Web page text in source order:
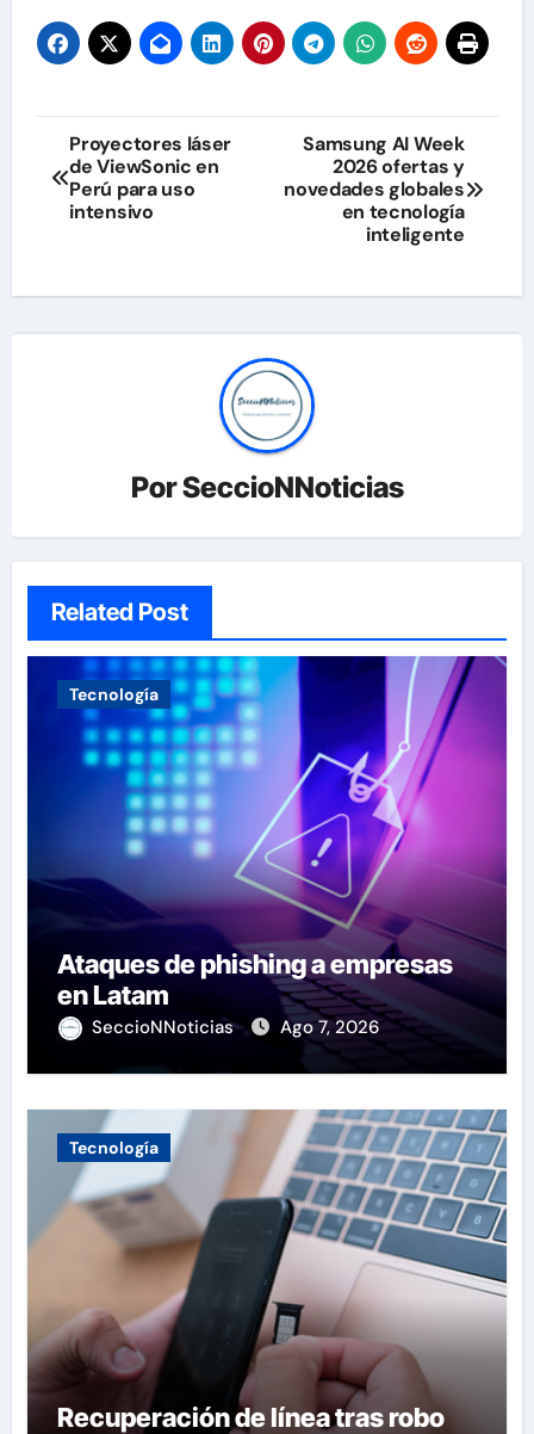
Navegación
de
Proyectores láser
de ViewSonic en
Perú para uso
intensivo
Samsung AI Week
2026 ofertas y
novedades globales
en tecnología
inteligente
PorSeccioNNoticias
Related Post
Tecnología
Ataques de phishing a empresas
en Latam
SeccioNNoticias Ago 7, 2026
Tecnología
Recuperación de línea tras robo